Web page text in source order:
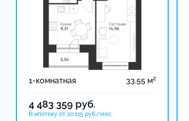
1-комнатная 33.55 м2
4 483 359 руб.
В ипотеку от 20 115 руб./мес.